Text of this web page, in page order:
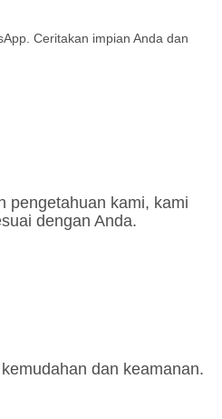
Ceritakan impian Anda dan
pengetahuan kami, kami
dengan Anda.
dan keamanan.